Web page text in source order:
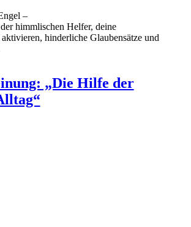
–
himmlischen Helfer, deine
hinderliche Glaubensätze und
„Die Hilfe der